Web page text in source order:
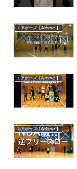
エアボーズ【Airbowz 】
エアボーズ【Airbowz 】
エアボーズ【Airbowz 】